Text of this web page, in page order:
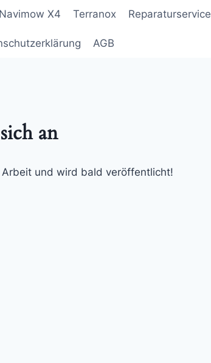
Navimow X4 Terranox Reparaturservice
AGB
an
und wird bald veröffentlicht!